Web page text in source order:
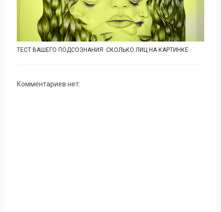
ТЕСТ ВАШЕГО ПОДСОЗНАНИЯ: СКОЛЬКО ЛИЦ НА КАРТИНКЕ
Комментариев нет: